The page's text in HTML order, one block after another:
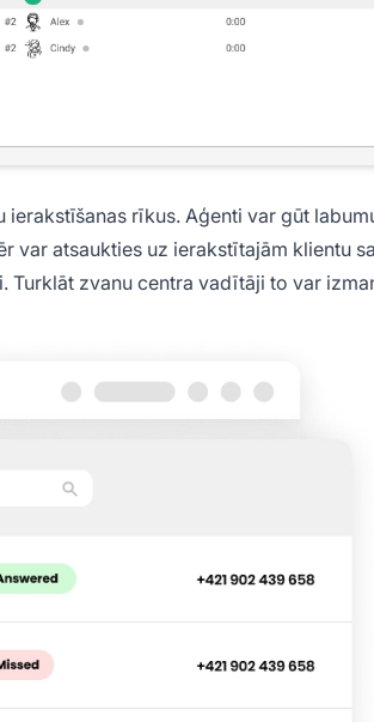
rīkus. Aģenti var gūt
var atsaukties uz ierakstītajām klientu
Turklāt zvanu centra vadītāji to var